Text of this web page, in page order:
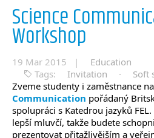
Science
Workshop
19 Mar 2015 |
Education
Tags:
Invitation ·
Soft
Zveme studenty i zaměstnance
Communication pořádaný
spolupráci s Katedrou jazyků
lepší mluvčí, takže budete
prezentovat přitažlivějším a